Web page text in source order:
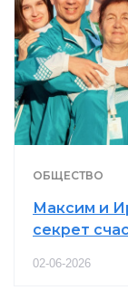
ОБЩЕСТВО
Максим и
секрет
02-06-2026